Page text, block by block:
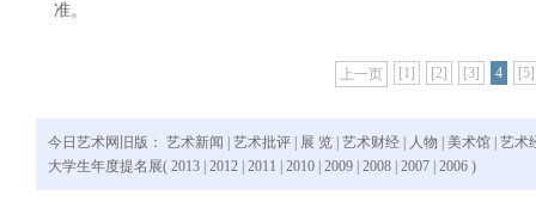
准。
上一页 [1] [2] [3] 4 [5]
今日艺术网旧版： 艺术新闻 艺术批评 展 览 艺术财经 人物 美术馆 艺术
大学生年度提名展( 2013 2012 2011 2010 2009 2008 2007 2006 )